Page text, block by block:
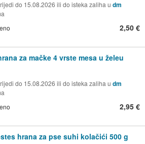
do 15.08.2026 ili do isteka zaliha u dm
2,50 €
za mačke 4 vrste mesa u želeu
do 15.08.2026 ili do isteka zaliha u dm
2,95 €
hrana za pse suhi kolačići 500 g